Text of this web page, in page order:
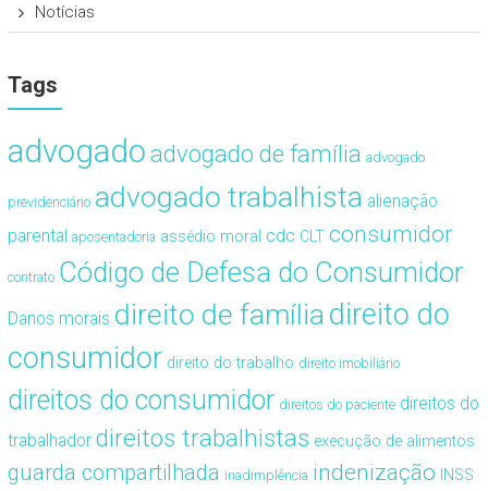
Notícias
Tags
advogado advogado de família advogado
previdenciário advogado trabalhista alienação
parental aposentadoria assédio moral cdc CLT consumidor
contrato Código de Defesa do Consumidor
Danos morais direito de famíliadireito do
consumidor direito do trabalho direito imobiliário
direitos do consumidor direitos do paciente direitos do
trabalhador direitos trabalhistas execução de alimentos
guarda compartilhada inadimplência indenização INSS